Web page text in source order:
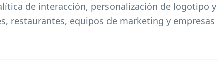
de interacción, personalización de logotipo
restaurantes, equipos de marketing y